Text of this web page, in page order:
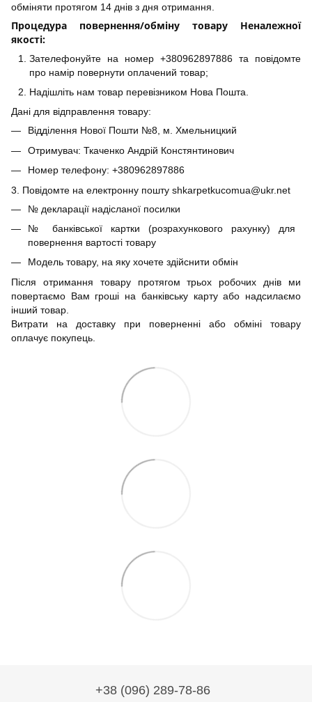
обміняти протягом 14 днів з дня отримання.
Процедура повернення/обміну товару Неналежної
якості:
Зателефонуйте на номер +380962897886 та повідомте
про намір повернути оплачений товар;
Надішліть нам товар перевізником Нова Пошта.
Дані для відправлення товару:
Відділення Нової Пошти №8, м. Хмельницкий
Отримувач: Ткаченко Андрій Констянтинович
Номер телефону: +380962897886
3. Повідомте на електронну пошту shkarpetkucomua@ukr.net
№ декларації надісланої посилки
№ банківської картки (розрахункового рахунку) для
повернення вартості товару
Модель товару, на яку хочете здійснити обмін
Після отримання товару протягом трьох робочих днів ми
повертаємо Вам гроші на банківську карту або надсилаємо
інший товар.
Витрати на доставку при поверненні або обміні товару
оплачує покупець.
+38 (096) 289-78-86